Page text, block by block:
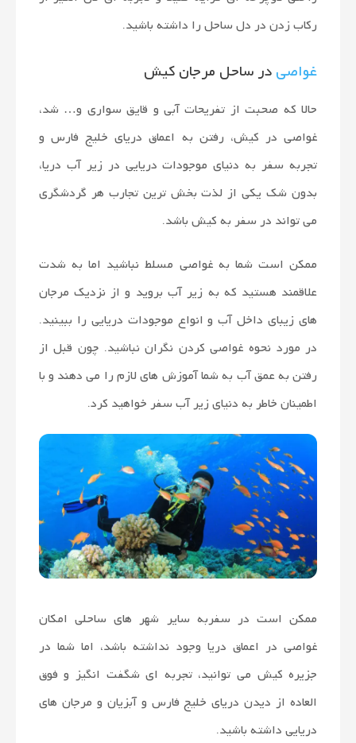
رکاب زدن در دل ساحل را داشته باشید.
غواصیدر ساحل مرجان کیش
حالا که صحبت از تفریحات آبی و قایق سواری و… شد،
غواصی در کیش، رفتن به اعماق دریای خلیج فارس و
تجربه سفر به دنیای موجودات دریایی در زیر آب دریا،
بدون شک یکی از لذت بخش ترین تجارب هر گردشگری
می تواند در سفر به کیش باشد.
ممکن است شما به غواصی مسلط نباشید اما به شدت
علاقمند هستید که به زیر آب بروید و از نزدیک مرجان
های زیبای داخل آب و انواع موجودات دریایی را ببینید.
در مورد نحوه غواصی کردن نگران نباشید. چون قبل از
رفتن به عمق آب به شما آموزش های لازم را می دهند و با
اطمینان خاطر به دنیای زیر آب سفر خواهید کرد.
ممکن است در سفربه سایر شهر های ساحلی امکان
غواصی در اعماق دریا وجود نداشته باشد، اما شما در
جزیره کیش می توانید، تجربه ای شگفت انگیز و فوق
العاده از دیدن دریای خلیج فارس و آبزیان و مرجان های
دریایی داشته باشید.